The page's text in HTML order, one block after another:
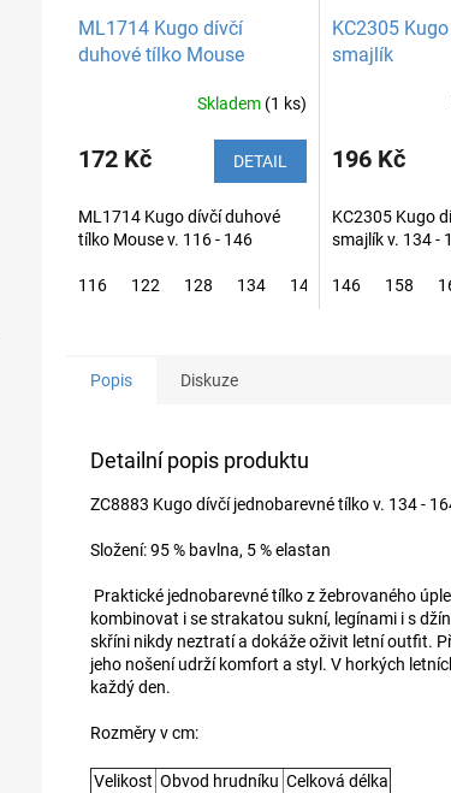
ML1714 Kugo dívčí
duhové tílko Mouse
Skladem (1 ks)
172 Kč DETAIL
ML1714 Kugo dívčí duhové
tílko Mouse v. 116 - 146
116 122 128 134 146
KC2305
smajlík
196 Kč
KC2305 Kugo
smajlík v. 134 -
146 158
Popis Diskuze
Detailní popis produktu
ZC8883 Kugo dívčí jednobarevné tílko v. 134 -
Složení: 95 % bavlna, 5 % elastan
Praktické jednobarevné tílko z žebrovaného
kombinovat i se strakatou sukní, legínami i s
skříni nikdy neztratí a dokáže oživit letní outfit.
jeho nošení udrží komfort a styl. V horkých
každý den.
Rozměry v cm:
Velikost Obvod hrudníku Celková délka